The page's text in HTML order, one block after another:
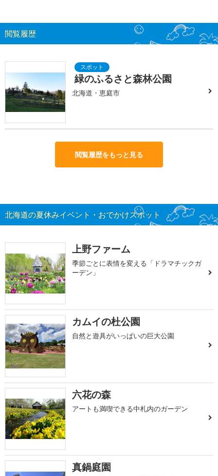
閲覧履歴
緑のふるさと森林公園
北海道・恵庭市
閲覧履歴をもっと見る
北海道の夏休みイベント・おでかけスポット
上野ファーム
季節ごとに表情を変える「ドラマチックガ
ーデン」
カムイの杜公園
自然と遊具がいっぱいの巨大公園
六花の森
アートも満喫できる中札内のガーデン
真鍋庭園